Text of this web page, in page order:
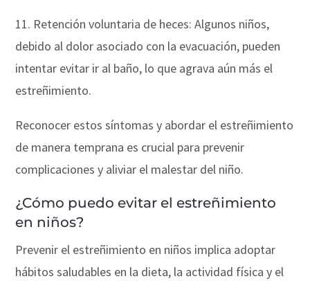
11. Retención voluntaria de heces: Algunos niños,
debido al dolor asociado con la evacuación, pueden
intentar evitar ir al baño, lo que agrava aún más el
estreñimiento.
Reconocer estos síntomas y abordar el estreñimiento
de manera temprana es crucial para prevenir
complicaciones y aliviar el malestar del niño.
¿Cómo puedo evitar el estreñimiento
en niños?
Prevenir el estreñimiento en niños implica adoptar
hábitos saludables en la dieta, la actividad física y el